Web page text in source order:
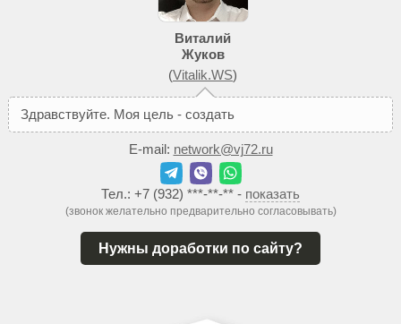
Виталий
Жуков
(Vitalik.WS)
Здравствуйте. Моя цель - создать
E-mail: network@vj72.ru
Тел.: +7 (932) ***-**-** - показать
(звонок желательно предварительно согласовывать)
Нужны доработки по сайту?